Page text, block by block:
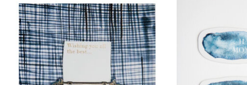
Items van productcarrousel